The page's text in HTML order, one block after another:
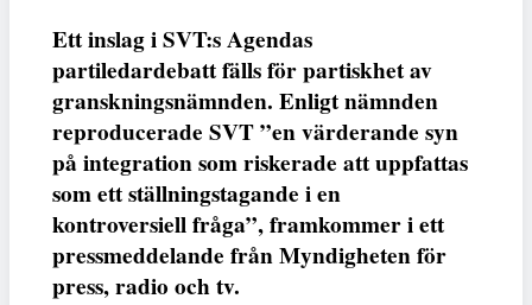
Ett inslag i SVT:s Agendas
partiledardebatt fälls för partiskhet av
granskningsnämnden. Enligt nämnden
reproducerade SVT ”en värderande syn
på integration som riskerade att uppfattas
som ett ställningstagande i en
kontroversiell fråga”, framkommer i ett
pressmeddelande från Myndigheten för
press, radio och tv.